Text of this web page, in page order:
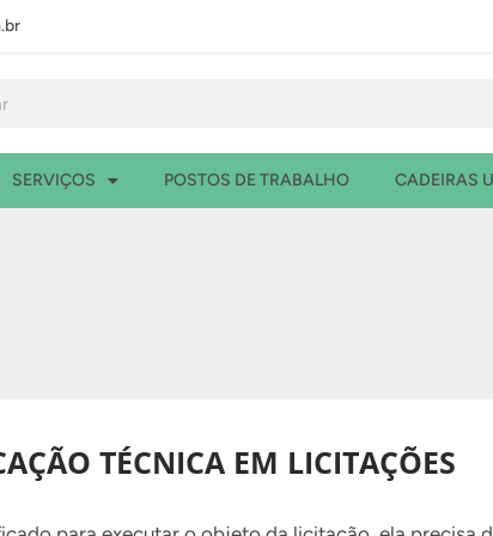
SERVIÇOS POSTOS DE TRABALHO CADEIRAS
TÉCNICA EM LICITAÇÕES